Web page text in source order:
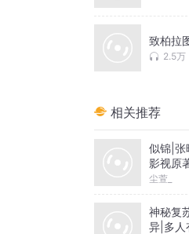
致柏拉
2.5万
相关推荐
似锦|张
影视原
萱&雪
尘萱_
神秘复
异|多人